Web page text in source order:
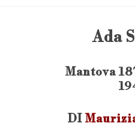
Ada
Mantova
DI